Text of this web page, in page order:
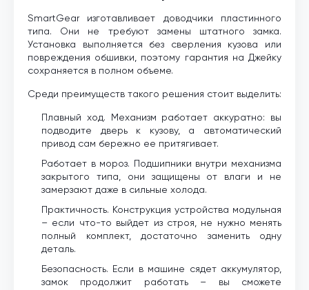
SmartGear изготавливает доводчики пластинного
типа. Они не требуют замены штатного замка.
Установка выполняется без сверления кузова или
повреждения обшивки, поэтому гарантия на Джейку
сохраняется в полном объеме.
Среди преимуществ такого решения стоит выделить:
Плавный ход. Механизм работает аккуратно: вы
подводите дверь к кузову, а автоматический
привод сам бережно ее притягивает.
Работает в мороз. Подшипники внутри механизма
закрытого типа, они защищены от влаги и не
замерзают даже в сильные холода.
Практичность. Конструкция устройства модульная
– если что-то выйдет из строя, не нужно менять
полный комплект, достаточно заменить одну
деталь.
Безопасность. Если в машине сядет аккумулятор,
замок продолжит работать – вы сможете